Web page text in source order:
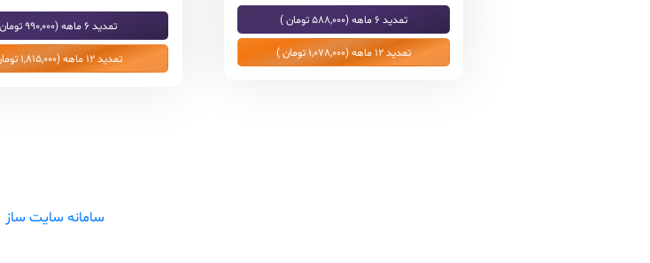
تمدید 6 ماهه (588,000 تومان )
تمدید 12 ماهه (1,078,000 تومان )
تمدید 6 ماهه (990,000 تومان )
تمدید 12 ماهه (1,815,000 تومان )
سامانه سایت ساز